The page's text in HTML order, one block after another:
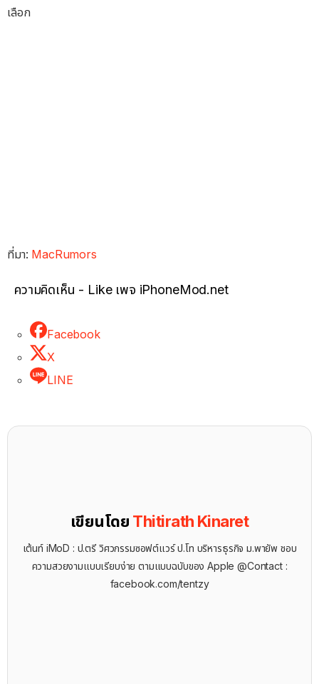
เลือก
ที่มา: MacRumors
ความคิดเห็น - Like เพจ iPhoneMod.net
Facebook
X
LINE
เขียนโดย Thitirath Kinaret
เต้นท์ iMoD : ป.ตรี วิศวกรรมซอฟต์แวร์ ป.โท บริหารธุรกิจ ม.พายัพ ชอบ
ความสวยงามแบบเรียบง่าย ตามแบบฉบับของ Apple @Contact :
facebook.com/tentzy